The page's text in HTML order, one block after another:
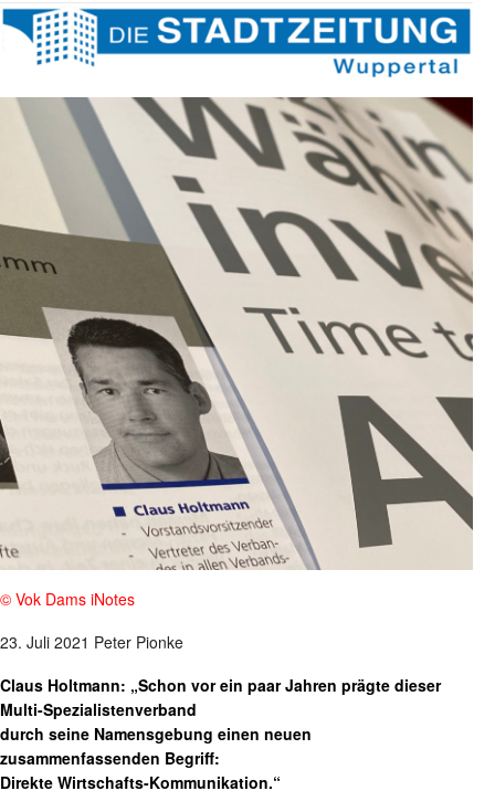
© Vok Dams iNotes
23. Juli 2021 Peter Pionke
Claus Holtmann: „Schon vor ein paar Jahren prägte dieser
Multi-Spezialistenverband
durch seine Namensgebung einen neuen
zusammenfassenden Begriff:
Direkte Wirtschafts-Kommunikation.“